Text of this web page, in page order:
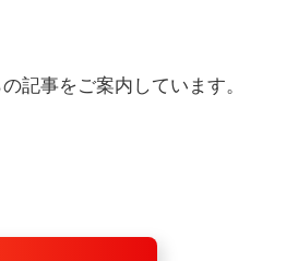
記事をご案内しています。